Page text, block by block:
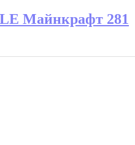
Майнкрафт 281